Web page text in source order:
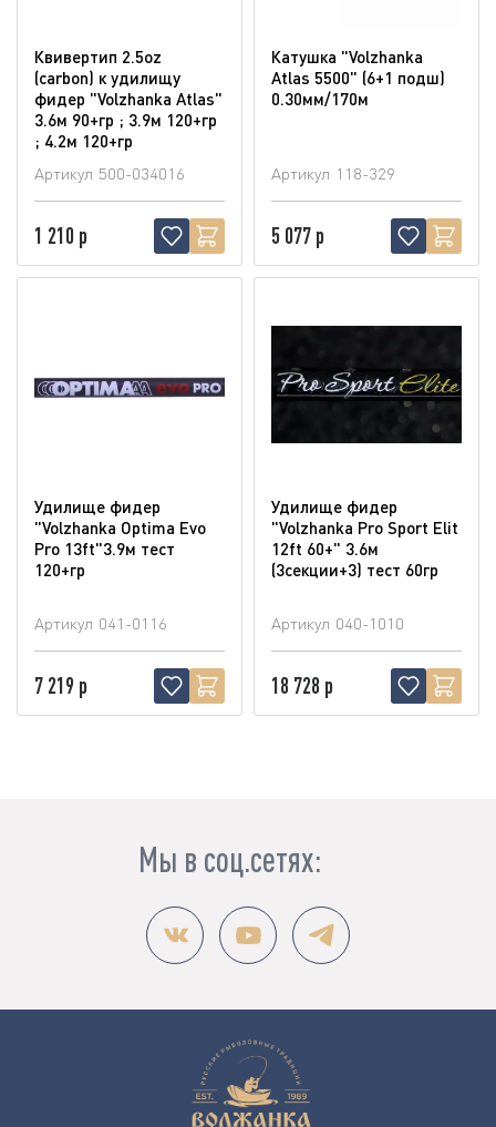
Квивертип 2.5oz
(carbon) к удилищу
фидер "Volzhanka Atlas"
3.6м 90+гр ; 3.9м 120+гр
; 4.2м 120+гр
Артикул 500-034016
1 210 р
Катушка "Volzhanka
Atlas 5500" (6+1 подш)
0.30мм/170м
Артикул 118-329
5 077 р
Удилище фидер
"Volzhanka Optima Evo
Pro 13ft"3.9м тест
120+гр
Артикул 041-0116
7 219 р
Удилище фидер
"Volzhanka Pro Sport Elit
12ft 60+" 3.6м
(3секции+3) тест 60гр
Артикул 040-1010
18 728 р
Мы в соц.сетях: